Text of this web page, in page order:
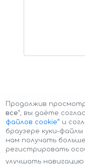
Авторские права
Продолжив
все", вы даёте
файлов cookie” и
браузере куки-
нам получать
регистрировать
улучшать